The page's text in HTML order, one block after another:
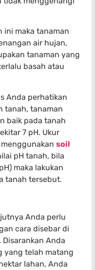
ini maka tanaman
air hujan,
tanaman yang
basah atau
Anda perhatikan
tanah, tanaman
baik pada tanah
7 pH. Ukur
soil
pH tanah, bila
maka lakukan
tanah tersebut.
Anda perlu
cara disebar di
Anda
yang telah matang
lahan, Anda